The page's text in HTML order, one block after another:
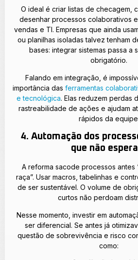
O ideal é criar listas de checagem,
desenhar processos colaborativos
vendas e TI. Empresas que ainda
ou planilhas isoladas talvez tenham
bases: integrar sistemas passa a
obrigatório.
Falando em integração, é
importância das ferramentas
e tecnológica. Elas reduzem perdas
rastreabilidade de ações e ajudam
rápidos da
4. Automação dos
que não
A reforma sacode processos antes
raça”. Usar macros, tabelinhas e
de ser sustentável. O volume de
curtos não perdoam
Nesse momento, investir em
ser diferencial. Se antes já
questão de sobrevivência e risco
como: